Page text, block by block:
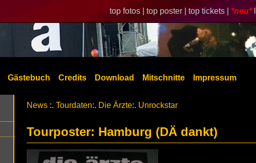
top fotos | top poster | top tickets | *neu*
Gästebuch Credits Download Mitschnitte Impressum
News :. Tourdaten:. Die Ärzte:. Unrockstar
Tourposter: Hamburg (DÄ dankt)